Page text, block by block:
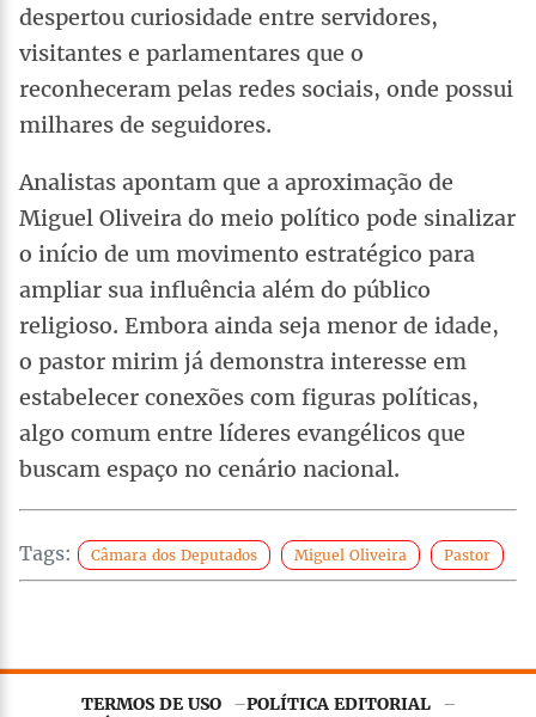
despertou curiosidade entre servidores,
visitantes e parlamentares que o
reconheceram pelas redes sociais, onde possui
milhares de seguidores.
Analistas apontam que a aproximação de
Miguel Oliveira do meio político pode sinalizar
o início de um movimento estratégico para
ampliar sua influência além do público
religioso. Embora ainda seja menor de idade,
o pastor mirim já demonstra interesse em
estabelecer conexões com figuras políticas,
algo comum entre líderes evangélicos que
buscam espaço no cenário nacional.
Tags: Câmara dos Deputados Miguel Oliveira Pastor
TERMOS DE USO
POLÍTICA EDITORIAL